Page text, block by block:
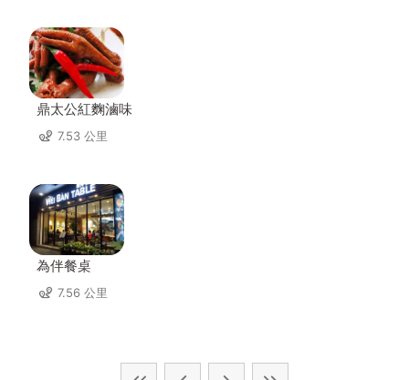
鼎太公紅麴滷味
7.53 公里
為伴餐桌
7.56 公里